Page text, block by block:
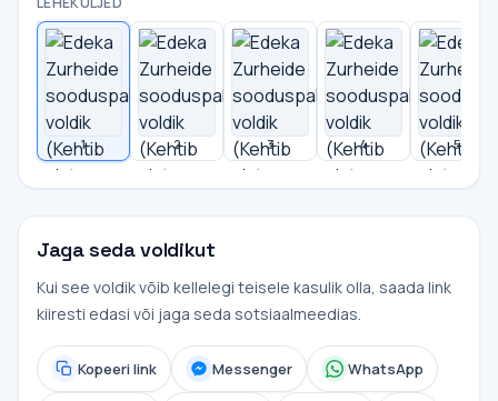
1 2 3 4 5
Jaga seda voldikut
Kui see voldik võib kellelegi teisele kasulik olla, saada link
kiiresti edasi või jaga seda sotsiaalmeedias.
Kopeeri link Messenger WhatsApp